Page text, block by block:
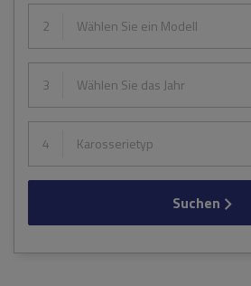
2 Wählen Sie ein Modell
3 Wählen Sie das Jahr
4 Karosserietyp
Suchen